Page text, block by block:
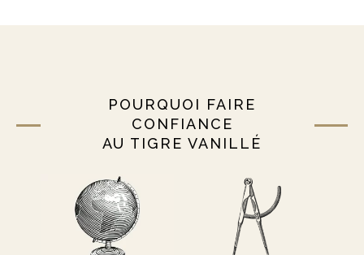
POURQUOI FAIRE
CONFIANCE
AU TIGRE VANILLÉ